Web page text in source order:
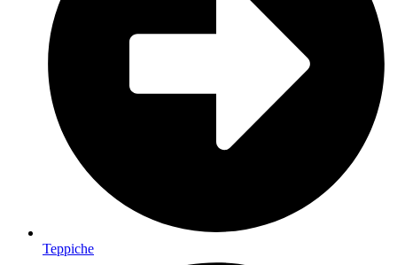
Teppiche